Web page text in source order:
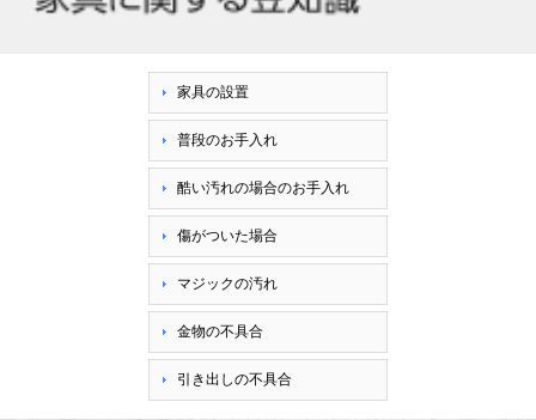
家具の設置
普段のお手入れ
酷い汚れの場合のお手入れ
傷がついた場合
マジックの汚れ
金物の不具合
引き出しの不具合